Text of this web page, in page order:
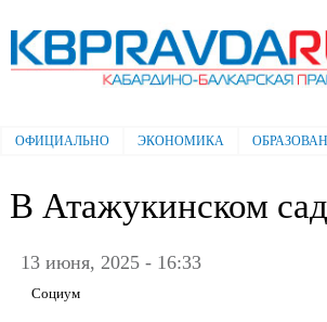
Электронная газета "Кабардино-
Балкарская правда"
Главное меню
ОФИЦИАЛЬНО ЭКОНОМИКА
В Атажукинском
13 июня, 2025 - 16:33
Социум